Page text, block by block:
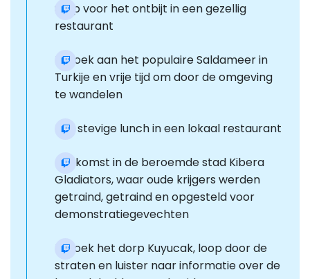
Stop voor het ontbijt in een gezellig
restaurant
Bezoek aan het populaire Saldameer in
Turkije en vrije tijd om door de omgeving
te wandelen
Een stevige lunch in een lokaal restaurant
aankomst in de beroemde stad Kibera
Gladiators, waar oude krijgers werden
getraind, getraind en opgesteld voor
demonstratiegevechten
Bezoek het dorp Kuyucak, loop door de
straten en luister naar informatie over de